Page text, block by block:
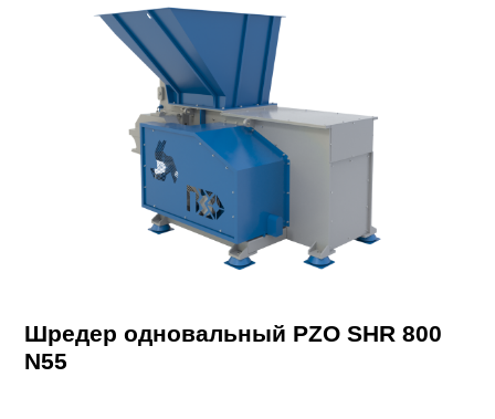
Шредер одновальный PZO SHR 800
N55